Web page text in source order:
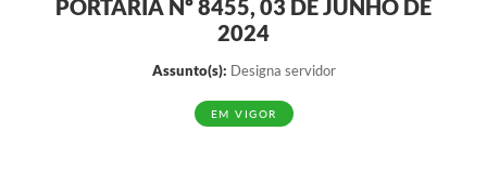
PORTARIA Nº 8455, 03 DE JUNHO DE
2024
Assunto(s): Designa servidor
EM VIGOR